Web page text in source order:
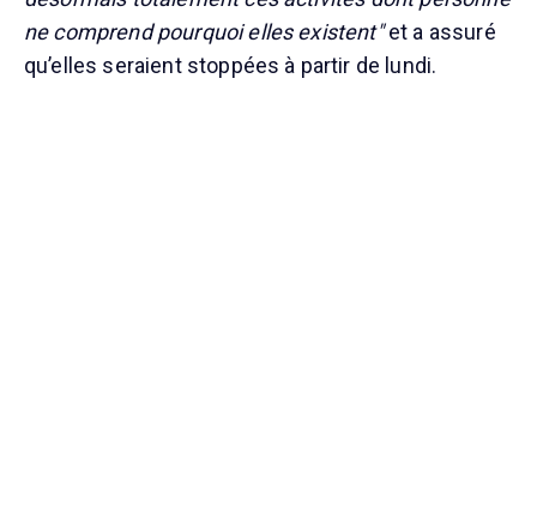
ne comprend pourquoi elles existent"et a assuré
qu’elles seraient stoppées à partir de lundi.